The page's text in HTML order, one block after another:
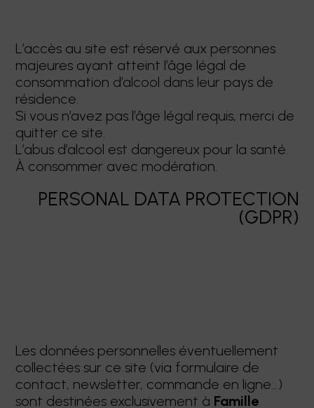
L’accès au site est réservé aux personnes
majeures ayant atteint l’âge légal de
consommation d’alcool dans leur pays de
résidence.
Si vous n’avez pas l’âge légal requis, merci de
quitter ce site.
L’abus d’alcool est dangereux pour la santé.
À consommer avec modération.
PERSONAL DATA PROTECTION
(GDPR)
Les données personnelles éventuellement
collectées sur ce site (via formulaire de
contact, newsletter, commande en ligne…)
sont destinées exclusivement à Famille